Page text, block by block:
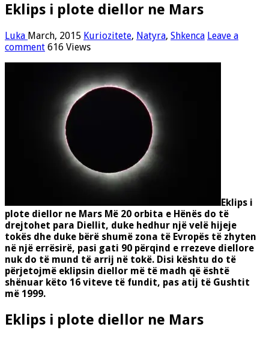
Eklips i plote diellor ne Mars
Luka March, 2015 Kuriozitete, Natyra, Shkenca Leave a
comment 616 Views
Eklips i
plote diellor ne Mars Më 20 orbita e Hënës do të
drejtohet para Diellit, duke hedhur një velë hijeje
tokës dhe duke bërë shumë zona të Evropës të zhyten
në një errësirë, pasi gati 90 përqind e rrezeve diellore
nuk do të mund të arrij në tokë. Disi kështu do të
përjetojmë eklipsin diellor më të madh që është
shënuar këto 16 viteve të fundit, pas atij të Gushtit
më 1999.
Eklips i plote diellor ne Mars